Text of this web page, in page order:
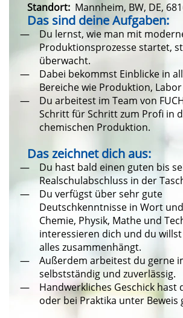
Standort: Mannheim, BW, DE,
Das sind deine Aufgaben:
Du lernst, wie man mit
Produktionsprozesse startet,
überwacht.
Dabei bekommst Einblicke in
Bereiche wie Produktion,
Du arbeitest im Team von
Schritt für Schritt zum Profi in
chemischen Produktion.
Das zeichnet dich aus:
Du hast bald einen guten bis
Realschulabschluss in der
Du verfügst über sehr gute
Deutschkenntnisse in Wort
Chemie, Physik, Mathe und
interessieren dich und du
alles zusammenhängt.
Außerdem arbeitest du gerne
selbstständig und zuverlässig.
Handwerkliches Geschick hast
oder bei Praktika unter Beweis